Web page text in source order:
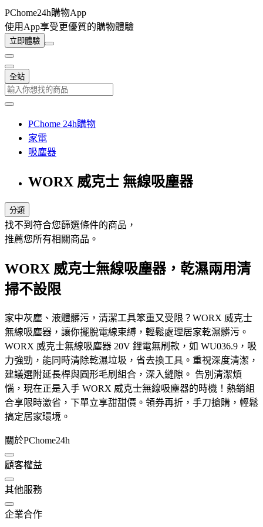
PChome24h購物App
使用App享受更優質的購物體驗
立即體驗
全站
PChome 24h購物
家電
吸塵器
WORX 威克士 無線吸塵器
分類
找不到符合您篩選條件的商品，
推薦您所有相關商品。
WORX 威克士無線吸塵器，乾濕兩用清
掃不設限
家中灰塵、液體髒污，清潔工具笨重又受限？WORX 威克士
無線吸塵器，讓你擺脫電線束縛，輕鬆處理居家乾濕髒污。
WORX 威克士無線吸塵器 20V 鋰電無刷款，如 WU036.9，吸
力強勁，能同時清除乾濕垃圾，省去換工具。重視深度清潔，
建議選附延長桿與圓形毛刷組合，深入縫隙。 告別清潔煩
惱，現在正是入手 WORX 威克士無線吸塵器的時機！熱銷組
合享限時激省，下單立享甜甜價。領券再折，手刀搶購，輕鬆
搞定居家環境。
關於PChome24h
顧客權益
其他服務
企業合作